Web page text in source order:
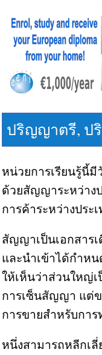
ปริญญาตรี, ป
หน่วยการเรียนรู้นี้มี
ด้วยสัญญาระหว่าง
การค้าระหว่างประ
สัญญาเป็นเอกสาร
และนำเข้าได้กำหน
ให้เห็นว่าส่วนใหญ่
การเซ็นสัญญา แต่
การขายสำหรับการ
หนึ่งสามารถหลีกเลี่